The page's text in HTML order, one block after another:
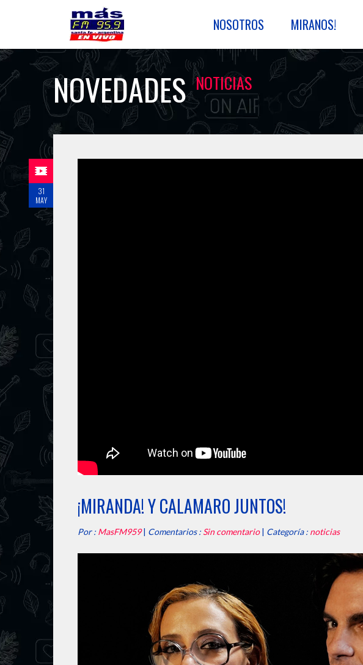
NOSOTROS MIRANOS!
NOVEDADES NOTICIAS
¡MIRANDA! Y CALAMARO JUNTOS!
Por : MasFM959| Comentarios : Sin comentario| Categoría : noticias
31
MAY